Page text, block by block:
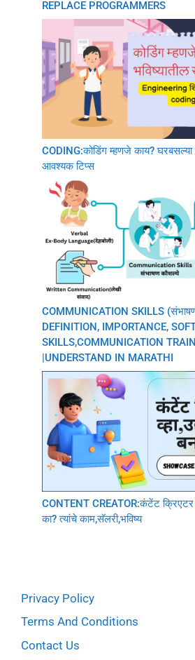
REPLACE PROGRAMMERS
CODING:कोडिंग म्हणजे काय? घरबसल्या
आवश्यक टिप्स
COMMUNICATION SKILLS
DEFINITION, IMPORTANCE,
SKILLS,COMMUNICATION
|UNDERSTAND IN MARATHI
CONTENT CREATOR:कंटेंट
का? त्यांचे काम,सॅलरी,भविष्य
Privacy Policy
Terms And Conditions
Contact Us